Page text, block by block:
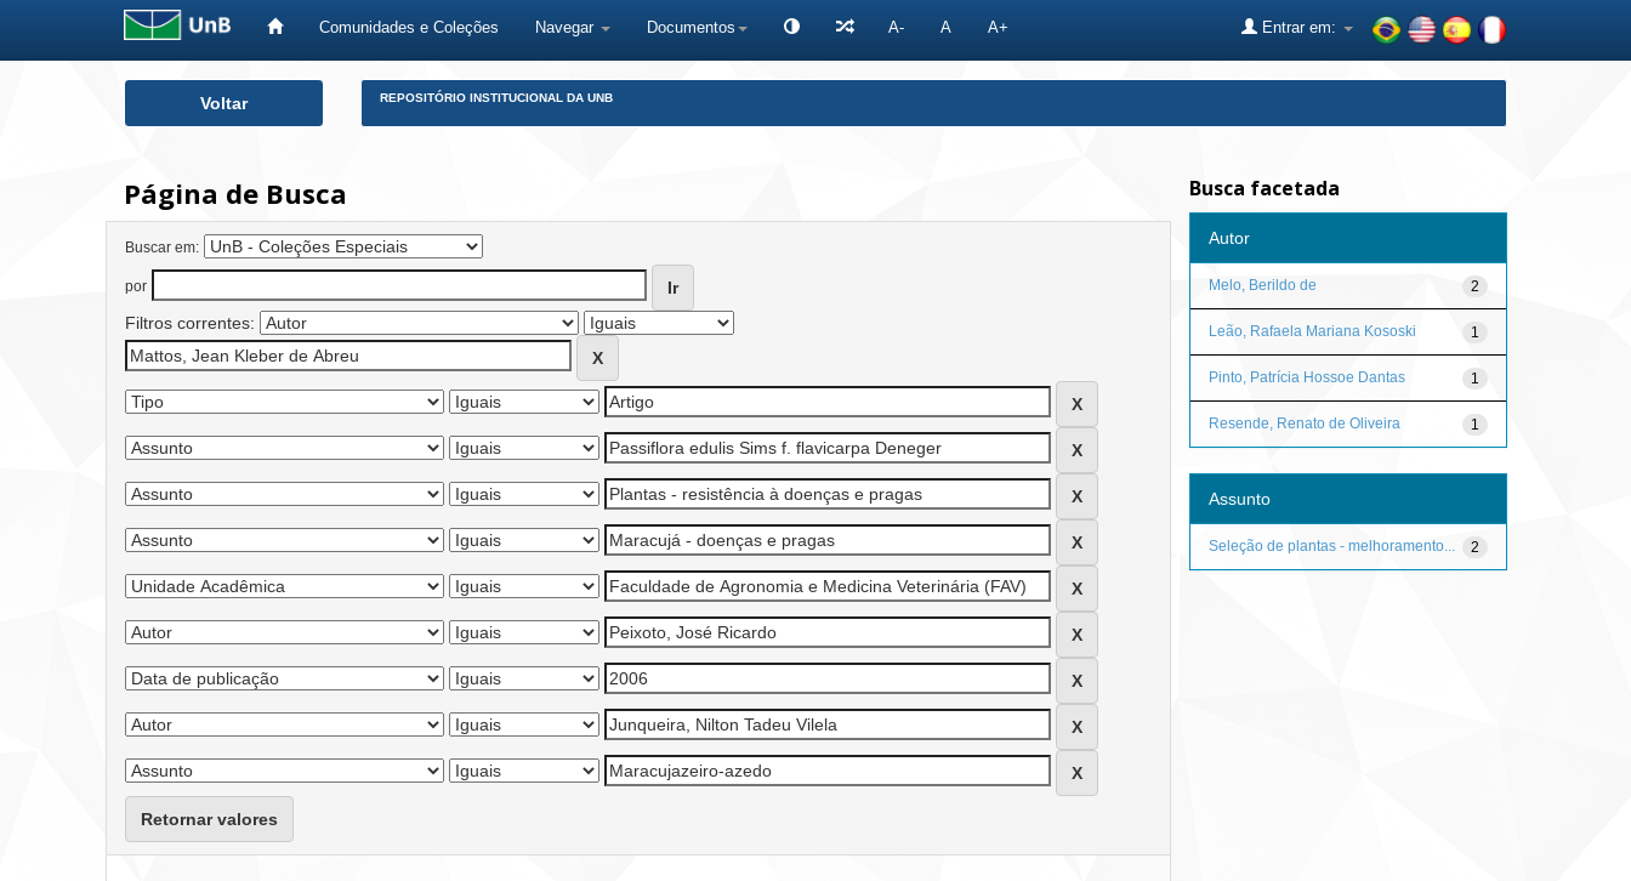
Comunidades e Coleções Navegar Documentos A- A A+ Entrar em:
Voltar REPOSITÓRIO INSTITUCIONAL DA UNB
Página de Busca
Buscar em:
por
Filtros correntes:
Retornar valores
Busca facetada
Autor
2
Melo, Berildo de
1
Leão, Rafaela Mariana Kososki
1
Pinto, Patrícia Hossoe Dantas
1
Resende, Renato de Oliveira
Assunto
2
Seleção de plantas - melhoramento...